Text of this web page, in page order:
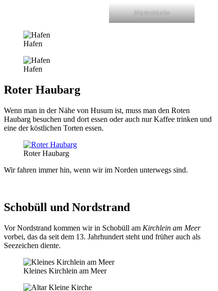
Marienkirche
Hafen
Hafen
Roter Haubarg
Wenn man in der Nähe von Husum ist, muss man den Roten
Haubarg besuchen und dort essen oder auch nur Kaffee trinken und
eine der köstlichen Torten essen.
Roter Haubarg
Wir fahren immer hin, wenn wir im Norden unterwegs sind.
Schobüll und Nordstrand
Vor Nordstrand kommen wir in Schobüll am Kirchlein am Meer
vorbei, das da seit dem 13. Jahrhundert steht und früher auch als
Seezeichen diente.
Kleines Kirchlein am Meer